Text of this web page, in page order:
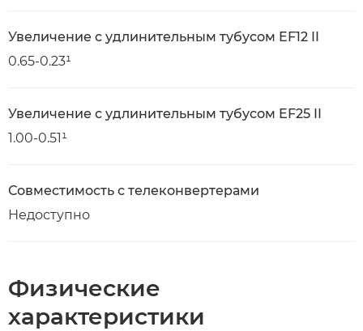
Увеличение с удлинительным тубусом EF12 II
0.65-0.23¹
Увеличение с удлинительным тубусом EF25 II
1.00-0.51¹
Совместимость с телеконвертерами
Недоступно
Физические
характеристики